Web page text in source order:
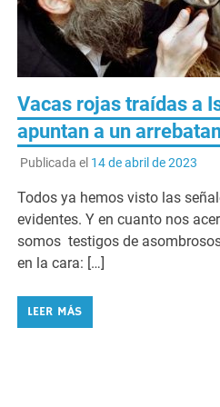
Vacas rojas traídas a
apuntan a un
Publicada el 14 de abril de 2023
Todos ya hemos visto las
evidentes. Y en cuanto nos
somos testigos de
en la cara: […]
LEER MÁS